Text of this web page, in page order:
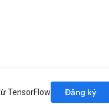
TensorFlow Đăng ký